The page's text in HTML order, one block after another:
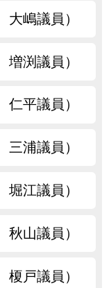
嶋議員）
渕議員）
平議員）
浦議員）
江議員）
山議員）
戸議員）